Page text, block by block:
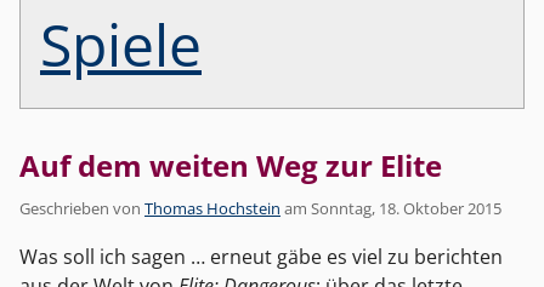
Spiele
Auf dem weiten Weg zur Elite
Geschrieben von Thomas Hochstein am Sonntag, 18. Oktober 2015
Was soll ich sagen … erneut gäbe es viel zu berichten